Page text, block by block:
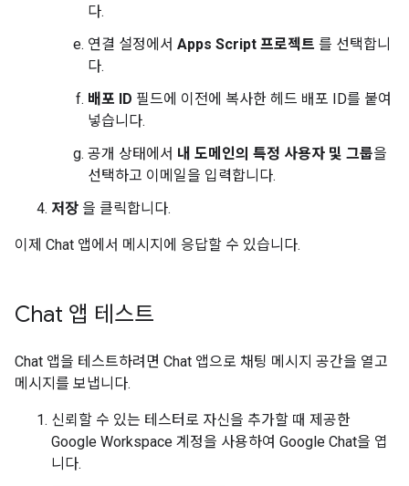
다.
연결 설정에서 Apps Script 프로젝트 를 선택합니
다.
배포 ID 필드에 이전에 복사한 헤드 배포 ID를 붙여
넣습니다.
공개 상태에서 내 도메인의 특정 사용자 및 그룹을
선택하고 이메일을 입력합니다.
저장 을 클릭합니다.
이제 Chat 앱에서 메시지에 응답할 수 있습니다.
Chat 앱 테스트
Chat 앱을 테스트하려면 Chat 앱으로 채팅 메시지 공간을 열고
메시지를 보냅니다.
신뢰할 수 있는 테스터로 자신을 추가할 때 제공한
Google Workspace 계정을 사용하여 Google Chat을 엽
니다.